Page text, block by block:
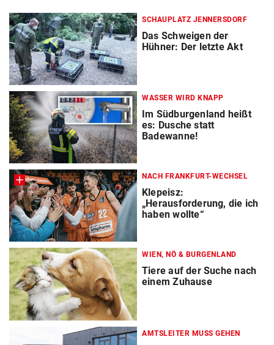
SCHAUPLATZ JENNERSDORF
Das Schweigen der
Hühner: Der letzte Akt
WASSER WIRD KNAPP
Im Südburgenland heißt
es: Dusche statt
Badewanne!
NACH FRANKFURT-WECHSEL
Klepeisz:
„Herausforderung, die ich
haben wollte“
WIEN, NÖ & BURGENLAND
Tiere auf der Suche nach
einem Zuhause
AMTSLEITER MUSS GEHEN